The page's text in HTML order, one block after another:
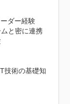
ダー経験
と密に連携
技術の基礎知